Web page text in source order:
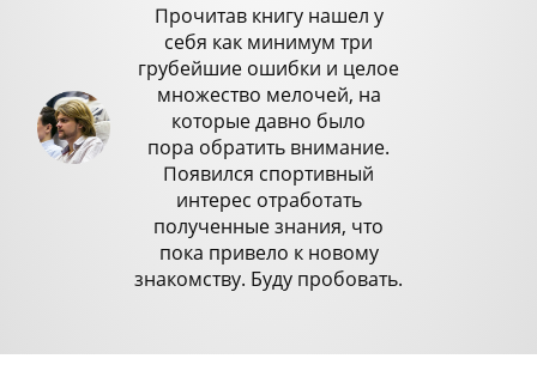
Прочитав книгу нашел у
себя как минимум три
грубейшие ошибки и целое
множество мелочей, на
которые давно было
пора обратить внимание.
Появился спортивный
интерес отработать
полученные знания, что
пока привело к новому
знакомству. Буду пробовать.